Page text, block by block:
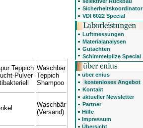
Teppich
Pulver
Waschbär
Teppich
Shampoo
Waschbär
(Versand)
Sicherheitskoordinator
VDI 6022 Special
Luftmessungen
Materialanalysen
Gutachten
Schimmelpilze Special
über enius
kostenloses Angebot
Kontakt
aktueller Newsletter
Partner
Hilfe
Impressum
Übersicht